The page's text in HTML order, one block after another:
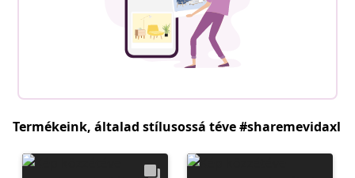
Termékeink, általad stílusossá téve #sharemevidaxl